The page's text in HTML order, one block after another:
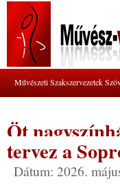
Művészeti Szakszervezetek
Öt
tervez a
Dátum: 2026.